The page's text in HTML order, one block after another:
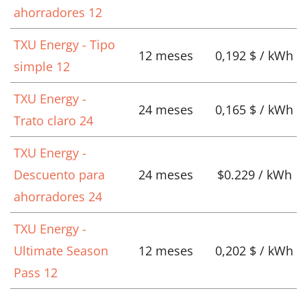
ahorradores 12
TXU Energy - Tipo
simple 12
12 meses 0,192 $ / kWh
TXU Energy -
Trato claro 24
24 meses 0,165 $ / kWh
TXU Energy -
Descuento para
ahorradores 24
24 meses $0.229 / kWh
TXU Energy -
Ultimate Season
Pass 12
12 meses 0,202 $ / kWh